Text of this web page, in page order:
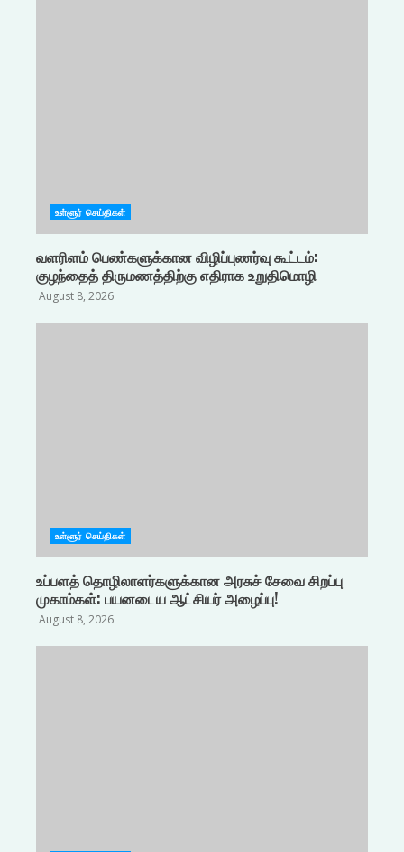
உள்ளூர் செய்திகள்
வளரிளம் பெண்களுக்கான விழிப்புணர்வு கூட்டம்:
குழந்தைத் திருமணத்திற்கு எதிராக உறுதிமொழி
August 8, 2026
உள்ளூர் செய்திகள்
உப்பளத் தொழிலாளர்களுக்கான அரசுச் சேவை சிறப்பு
முகாம்கள்: பயனடைய ஆட்சியர் அழைப்பு!
August 8, 2026